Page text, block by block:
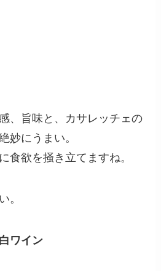
、旨味と、カサレッチェの
妙にうまい。
食欲を掻き立てますね。
。
ワイン